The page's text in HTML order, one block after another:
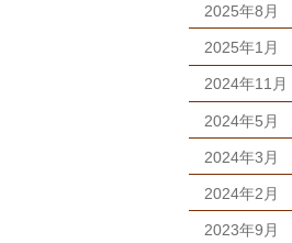
2025年8月
2025年1月
2024年11月
2024年5月
2024年3月
2024年2月
2023年9月